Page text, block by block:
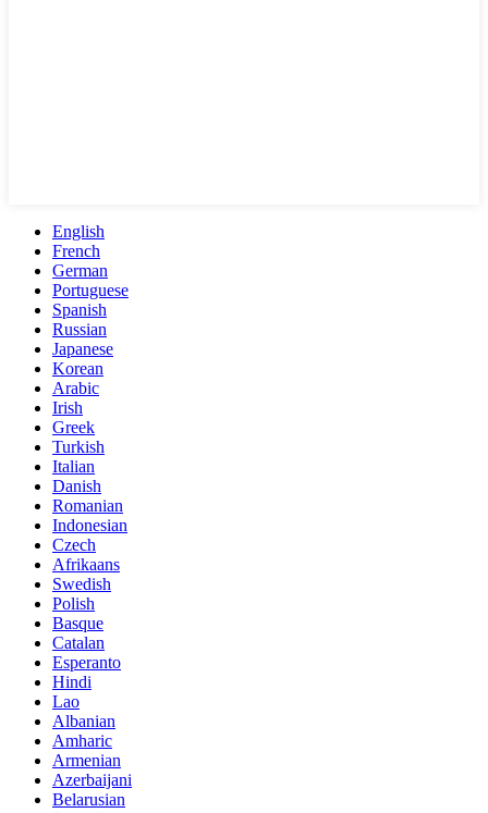
English
French
German
Portuguese
Spanish
Russian
Japanese
Korean
Arabic
Irish
Greek
Turkish
Italian
Danish
Romanian
Indonesian
Czech
Afrikaans
Swedish
Polish
Basque
Catalan
Esperanto
Hindi
Lao
Albanian
Amharic
Armenian
Azerbaijani
Belarusian